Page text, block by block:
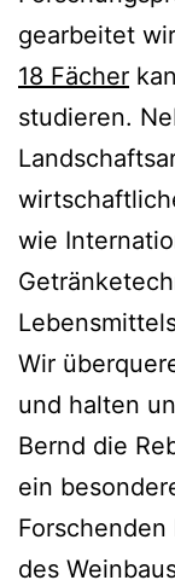
gearbeitet
18 Fächer
studieren.
wie
Wir
und halten
Bernd die
ein
des